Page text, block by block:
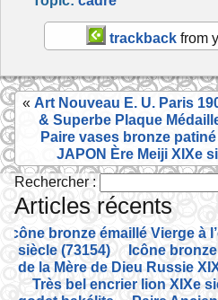
b
o
k
trackback from
« Art Nouveau E. U. Paris
& Superbe Plaque
Paire vases bronze
JAPON Ère Meiji XIXe
Rechercher :
Articles récents
Icône bronze émaillé Vierge à
siècle (73154)
Icône
de la Mère de Dieu Russie
Très bel encrier lion XIXe